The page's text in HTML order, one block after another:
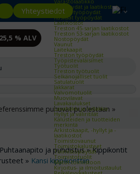
YhteystiedotTyöpöydät ja laatikostot
Kevyet työpöydät
Raskaat työpöydät
Laatikostot
Treston 45-sarjan laatikostot
Treston 53-sarjan laatikostot
Nostopöydät
Vaunut
Laitekaapit
Treston työpöydät
Työpistevalaisimet
Työtuolit
Treston työtuolit
Selkänojalliset tuolit
Satulatuolit
Jakkarat
Valvomotuolit
Muovilavat
Lavakaulukset
Lavahäkki ja rullakko
Hyllyt ja väliritilät
Kalusteiden ja tuotteiden
merkintä
Arkistokaapit, -hyllyt ja -
laatikostot
Toimistovaunut
Toimistokalusteet
Toimistopöydät
Toimistotuolit
Matot toimistoon
Kirjoitus- ja ilmoitustaulut
25,5 % ALV
puhuvat puolestaan »
Puhtaanapito ja puhdistus»Kippikontit
» Kansi kippikonttiin